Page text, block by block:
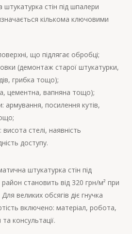
стін під шпалери
кількома ключовими
що підлягає обробці;
(демонтаж старої штукатурки,
грибка тощо);
цементна, вапняна тощо);
армування, посилення кутів,
стелі, наявність
доступу.
штукатурка стін під
становить від 320 грн/м² при
великих обсягів діє гнучка
включено: матеріал, робота,
консультації.